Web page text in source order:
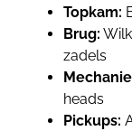
Topkam:
Brug:
zadels
heads
Pickups: